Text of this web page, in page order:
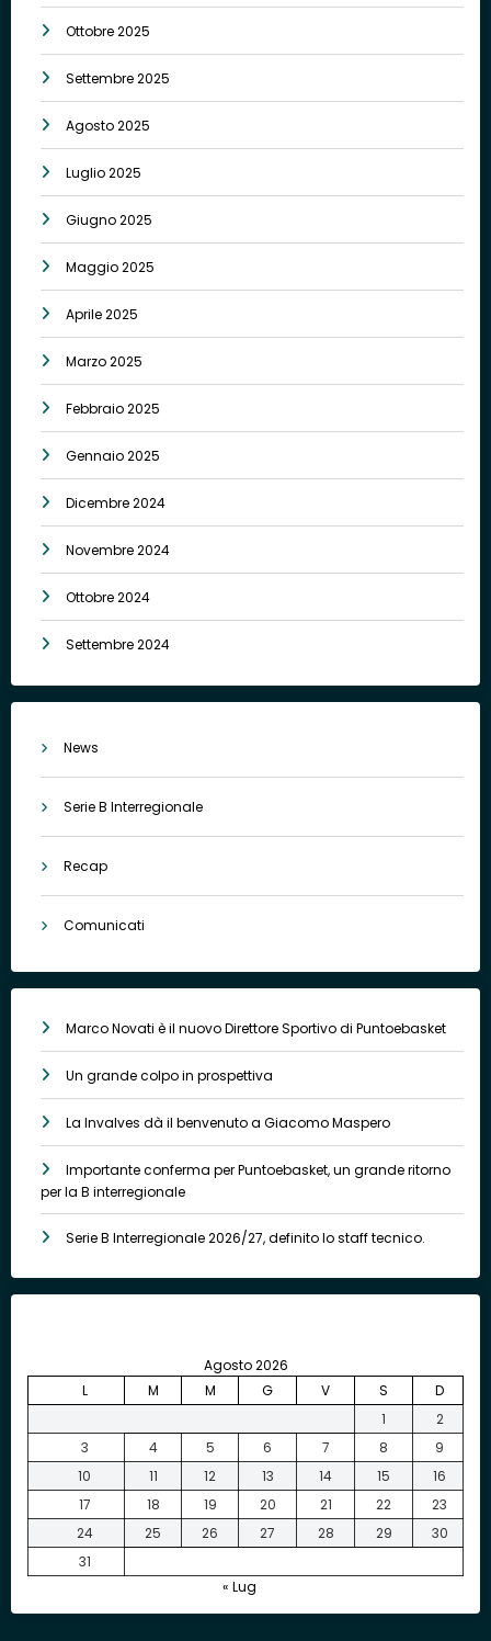
Ottobre 2025
Settembre 2025
Agosto 2025
Luglio 2025
Giugno 2025
Maggio 2025
Aprile 2025
Marzo 2025
Febbraio 2025
Gennaio 2025
Dicembre 2024
Novembre 2024
Ottobre 2024
Settembre 2024
News
Serie B Interregionale
Recap
Comunicati
Marco Novati è il nuovo Direttore Sportivo di Puntoebasket
Un grande colpo in prospettiva
La Invalves dà il benvenuto a Giacomo Maspero
Importante conferma per Puntoebasket, un grande ritorno
per la B interregionale
Serie B Interregionale 2026/27, definito lo staff tecnico.
Agosto 2026
L
M M G V S
D
1
2
3
4 5 6 7 8
9
10
11 12 13 14 15
16
17
18 19 20 21 22
23
24
25 26 27 28 29
30
31
« Lug